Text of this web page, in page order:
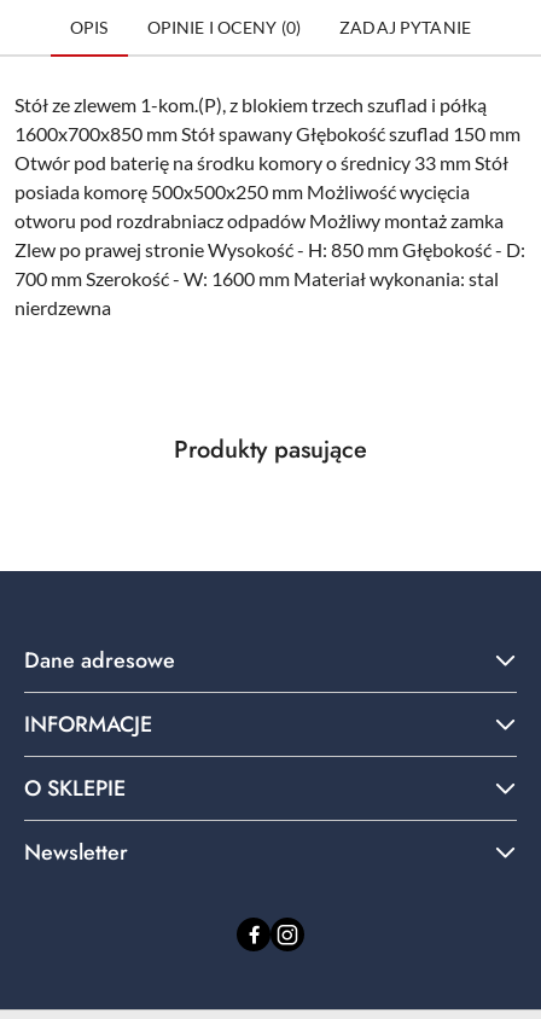
OPIS OPINIE I OCENY (0) ZADAJ PYTANIE
Stół ze zlewem 1-kom.(P), z blokiem trzech szuflad i półką
1600x700x850 mm Stół spawany Głębokość szuflad 150 mm
Otwór pod baterię na środku komory o średnicy 33 mm Stół
posiada komorę 500x500x250 mm Możliwość wycięcia
otworu pod rozdrabniacz odpadów Możliwy montaż zamka
Zlew po prawej stronie Wysokość - H: 850 mm Głębokość - D:
700 mm Szerokość - W: 1600 mm Materiał wykonania: stal
nierdzewna
Pomiń karuzelę produktów
Produkty
Produkty pasujące
Dane adresowe
INFORMACJE
O SKLEPIE
Newsletter